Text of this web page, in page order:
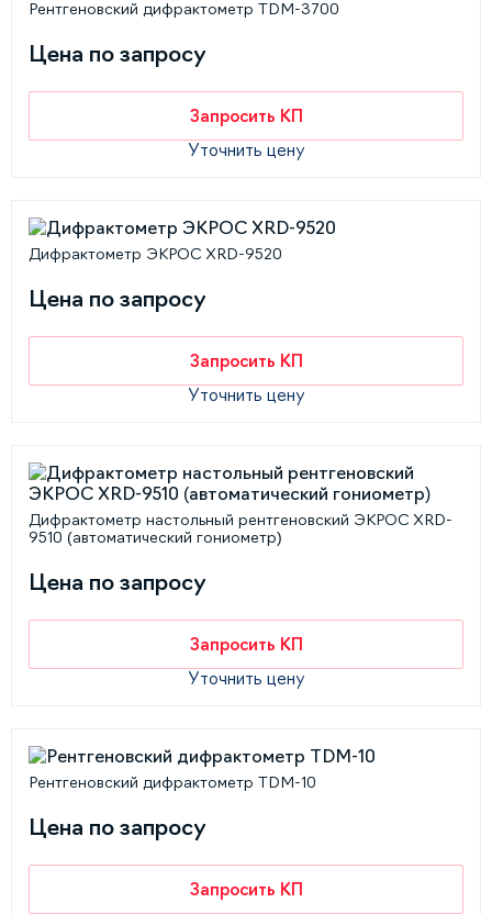
Рентгеновский дифрактометр TDM-3700
Цена по запросу
Запросить КП
Уточнить цену
Дифрактометр ЭКРОС XRD-9520
Цена по запросу
Запросить КП
Уточнить цену
Дифрактометр настольный рентгеновский ЭКРОС XRD-
9510 (автоматический гониометр)
Цена по запросу
Запросить КП
Уточнить цену
Рентгеновский дифрактометр TDM-10
Цена по запросу
Запросить КП